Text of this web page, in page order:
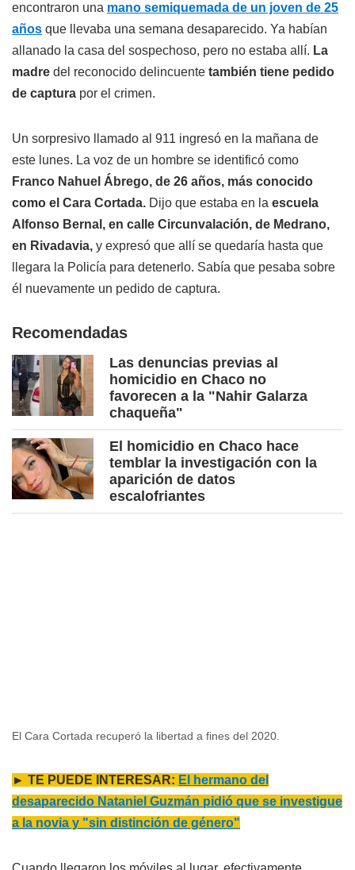
encontraron una mano semiquemada de un joven de 25
años que llevaba una semana desaparecido. Ya habían
allanado la casa del sospechoso, pero no estaba allí. La
madre del reconocido delincuente también tiene pedido
de captura por el crimen.
Un sorpresivo llamado al 911 ingresó en la mañana de
este lunes. La voz de un hombre se identificó como
Franco Nahuel Ábrego, de 26 años, más conocido
como el Cara Cortada. Dijo que estaba en la escuela
Alfonso Bernal, en calle Circunvalación, de Medrano,
en Rivadavia, y expresó que allí se quedaría hasta que
llegara la Policía para detenerlo. Sabía que pesaba sobre
él nuevamente un pedido de captura.
Recomendadas
Las denuncias previas al
homicidio en Chaco no
favorecen a la "Nahir Galarza
chaqueña"
El homicidio en Chaco hace
temblar la investigación con la
aparición de datos
escalofriantes
El Cara Cortada recuperó la libertad a fines del 2020.
► TE PUEDE INTERESAR: El hermano del
desaparecido Nataniel Guzmán pidió que se investigue
a la novia y "sin distinción de género"